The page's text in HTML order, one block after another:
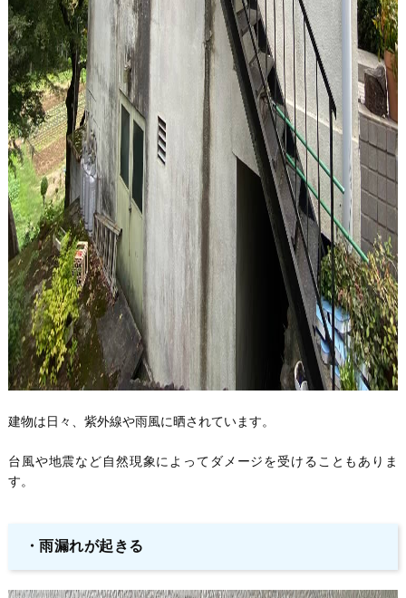
建物は日々、紫外線や雨風に晒されています。
台風や地震など自然現象によってダメージを受けることもありま
す。
・雨漏れが起きる